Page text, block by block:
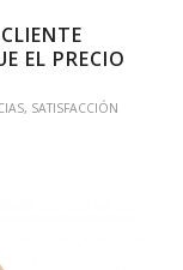
EL PRECIO
, SATISFACCIÓN